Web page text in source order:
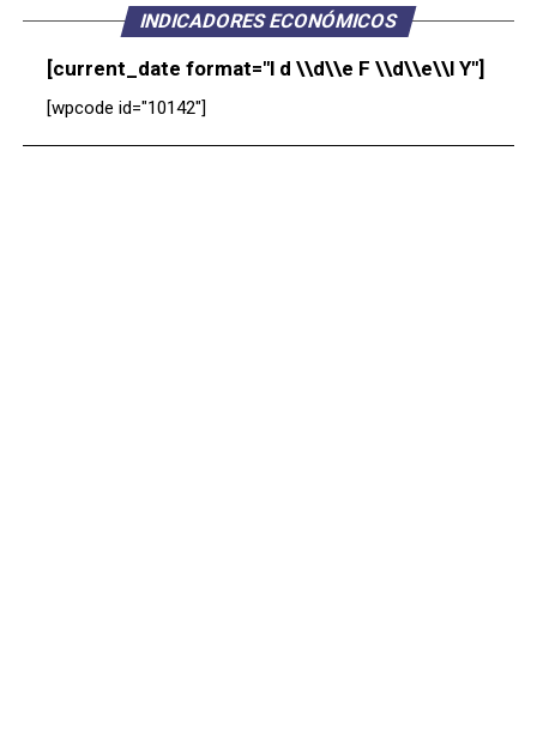
INDICADORES ECONÓMICOS
[current_date format="l d \\d\\e F \\d\\e\\l Y"]
[wpcode id="10142"]